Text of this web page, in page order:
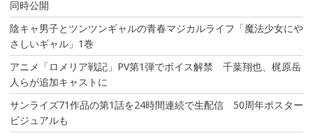
同時公開
陰キャ男子とツンツンギャルの青春マジカルライフ「魔法少女にや
さしいギャル」1巻
アニメ「ロメリア戦記」PV第1弾でボイス解禁 千葉翔也、梶原岳
人らが追加キャストに
サンライズ71作品の第1話を24時間連続で生配信 50周年ポスター
ビジュアルも